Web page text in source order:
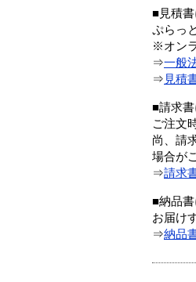
■見積
ぷらっ
※オン
⇒一般
⇒ 見積
■請求
ご注文
尚、請
場合が
⇒請求
■納品
お届け
⇒納品